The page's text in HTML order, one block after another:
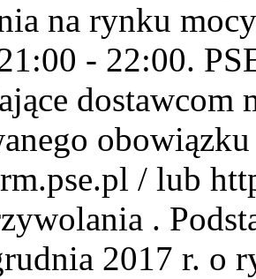
na rynku
- 22:00.
dostawcom
/ lub
.
2017 r. o